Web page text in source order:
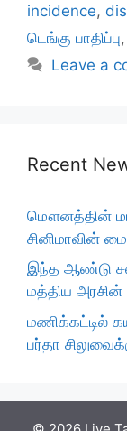
incidence,
டெங்கு பாதிப்பு,
Leave a
Recent
மௌனத்தின்
சினிமாவின்
இந்த ஆண்டு
மத்திய அரசின்
மணிக்கட்டில்
பர்தா